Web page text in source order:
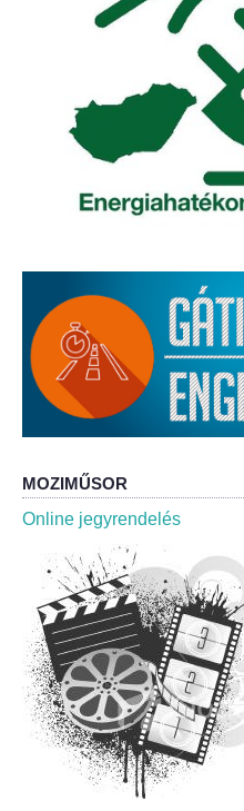
A helyi választási
Roma Nemzetiségi
Roma Nemzetiségi
Rendeletek
Önkormányzati
Szabályzatok
Pályázatok
Közbeszerzések
Szerződések
Közadat
Helyi
Alapítványok
Helyi Építési
MOZIMŰSOR
Online jegyrendelés